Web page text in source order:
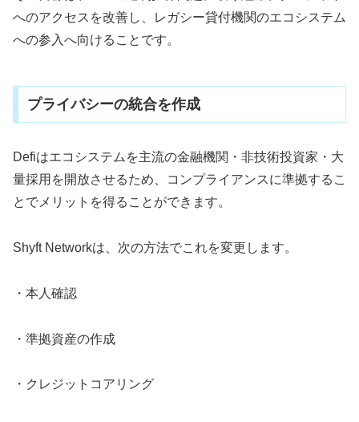
へのアクセスを改善し、レガシー貸付機関のエコシステム
への参入へ向けることです。
プライバシーの統合を作成
Defiはエコシステムを主流の金融機関・非技術投資家・大
量採用を開放させるため、コンプライアンスに準拠するこ
とでメリットを得ることができます。
Shyft Networkは、次の方法でこれを変更します。
・本人確認
・準拠資産の作成
・クレジットコアリング